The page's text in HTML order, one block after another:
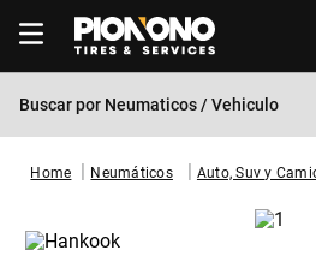
Buscar por Neumaticos / Vehiculo
Neumáticos Auto, Suv y